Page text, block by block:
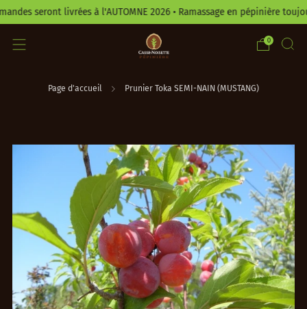
seront livrées à l'AUTOMNE 2026 • Ramassage en pépinière
0
Page d'accueil Prunier Toka SEMI-NAIN (MUSTANG)